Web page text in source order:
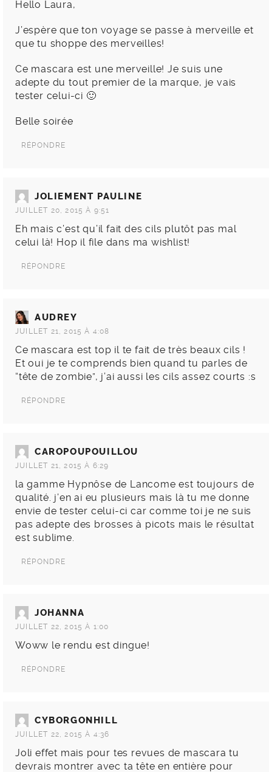
Hello Laura,
J’espère que ton voyage se passe à merveille et
que tu shoppe des merveilles!
Ce mascara est une merveille! Je suis une
adepte du tout premier de la marque, je vais
tester celui-ci 🙂
Belle soirée
RÉPONDRE
JOLIEMENT PAULINE
JUILLET 20, 2015 À 9:51
Eh mais c’est qu’il fait des cils plutôt pas mal
celui là! Hop il file dans ma wishlist!
RÉPONDRE
AUDREY
JUILLET 21, 2015 À 4:08
Ce mascara est top il te fait de très beaux cils !
Et oui je te comprends bien quand tu parles de
“tête de zombie”, j’ai aussi les cils assez courts :s
RÉPONDRE
CAROPOUPOUILLOU
JUILLET 21, 2015 À 6:29
la gamme Hypnôse de Lancome est toujours de
qualité. j’en ai eu plusieurs mais là tu me donne
envie de tester celui-ci car comme toi je ne suis
pas adepte des brosses à picots mais le résultat
est sublime.
RÉPONDRE
JOHANNA
JUILLET 22, 2015 À 1:00
Woww le rendu est dingue!
RÉPONDRE
CYBORGONHILL
JUILLET 22, 2015 À 4:36
Joli effet mais pour tes revues de mascara tu
devrais montrer avec ta tête en entière pour